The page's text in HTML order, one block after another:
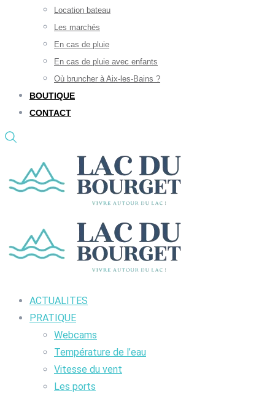
Location bateau
Les marchés
En cas de pluie
En cas de pluie avec enfants
Où bruncher à Aix-les-Bains ?
BOUTIQUE
CONTACT
ACTUALITES
PRATIQUE
Webcams
Température de l’eau
Vitesse du vent
Les ports